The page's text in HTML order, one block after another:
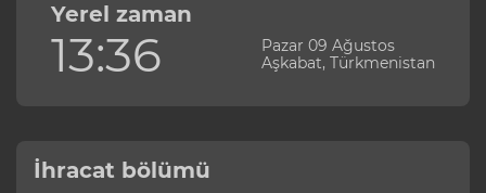
Yerel zaman
13:36
Pazar 09 Ağustos
Aşkabat, Türkmenistan
İhracat bölümü